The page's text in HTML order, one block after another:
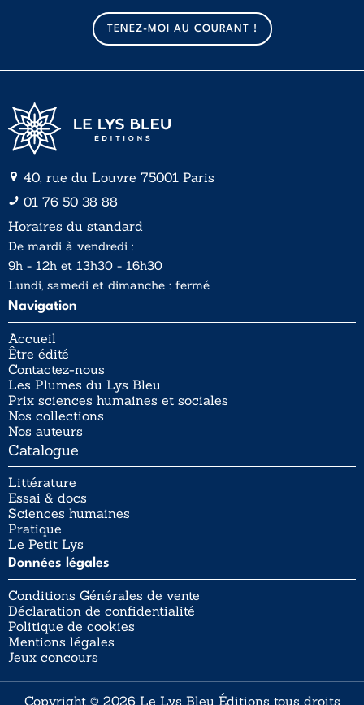
m
a
i
l
TENEZ-MOI AU COURANT !
40, rue du Louvre 75001 Paris
01 76 50 38 88
Horaires du standard
De mardi à vendredi :
9h - 12h et 13h30 - 16h30
Lundi, samedi et dimanche : fermé
Navigation
Accueil
Être édité
Contactez-nous
Les Plumes du Lys Bleu
Prix sciences humaines et sociales
Nos collections
Nos auteurs
Catalogue
Littérature
Essai & docs
Sciences humaines
Pratique
Le Petit Lys
Données légales
Conditions Générales de vente
Déclaration de confidentialité
Politique de cookies
Mentions légales
Jeux concours
Copyright © 2026 Le Lys Bleu Éditions tous droits